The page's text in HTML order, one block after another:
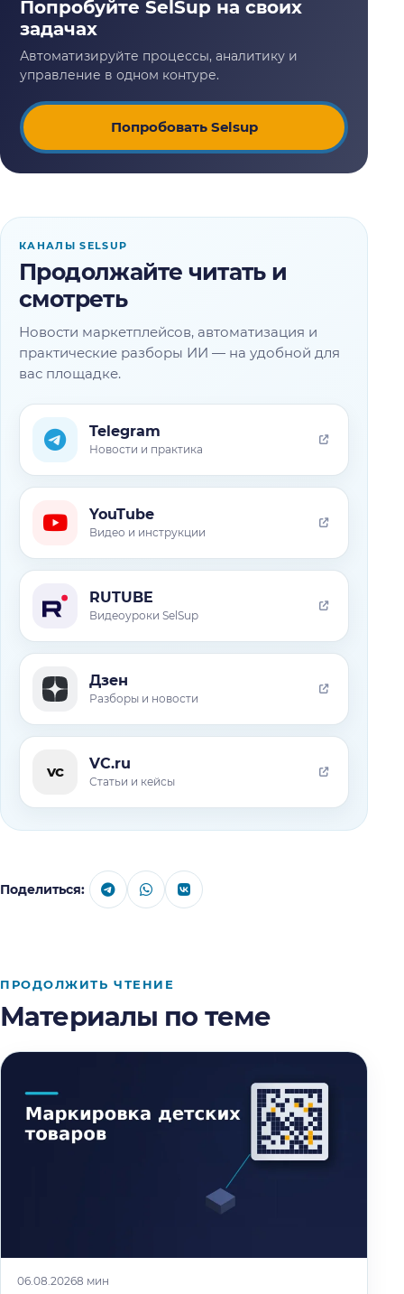
Попробовать Selsup
КАНАЛЫ SELSUP
Продолжайте читать и
смотреть
Новости маркетплейсов, автоматизация и
практические разборы ИИ — на удобной для
вас площадке.
Telegram
Новости и практика
YouTube
Видео и инструкции
RUTUBE
Видеоуроки SelSup
Дзен
Разборы и новости
vc VC.ru
Статьи и кейсы
Поделиться:
ПРОДОЛЖИТЬ ЧТЕНИЕ
Материалы по теме
06.08.20268 мин